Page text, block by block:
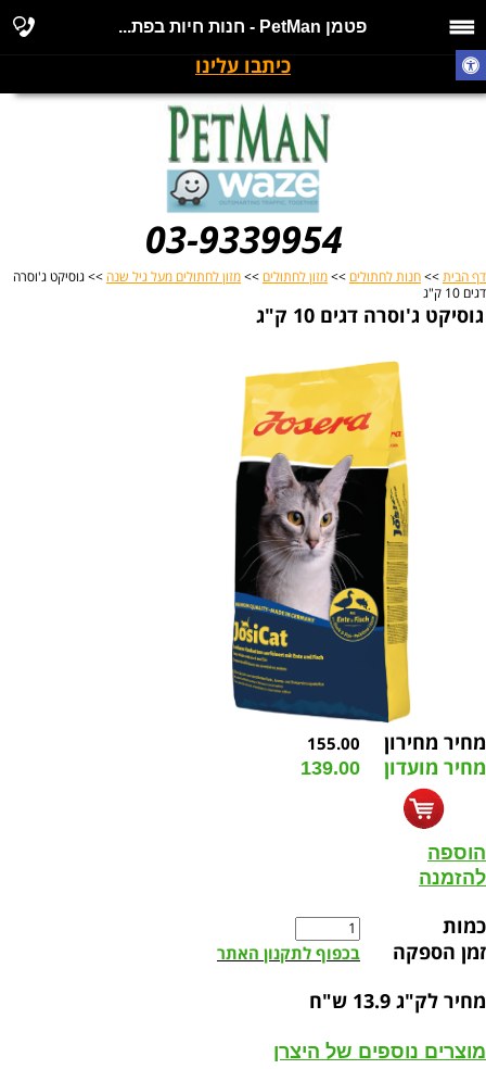
פטמן PetMan - חנות חיות בפת...
כיתבו עלינו
03-9339954
דף הבית >> חנות לחתולים >> מזון לחתולים >> מזון לחתולים מעל גיל שנה >> גוסיקט ג'וסרה
דגים 10 ק"ג
גוסיקט ג'וסרה דגים 10 ק"ג
מחיר מחירון 155.00
מחיר מועדון 139.00
הוספה
להזמנה
כמות
זמן הספקה
בכפוף לתקנון האתר
מחיר לק"ג 13.9 ש"ח
מוצרים נוספים של היצרן